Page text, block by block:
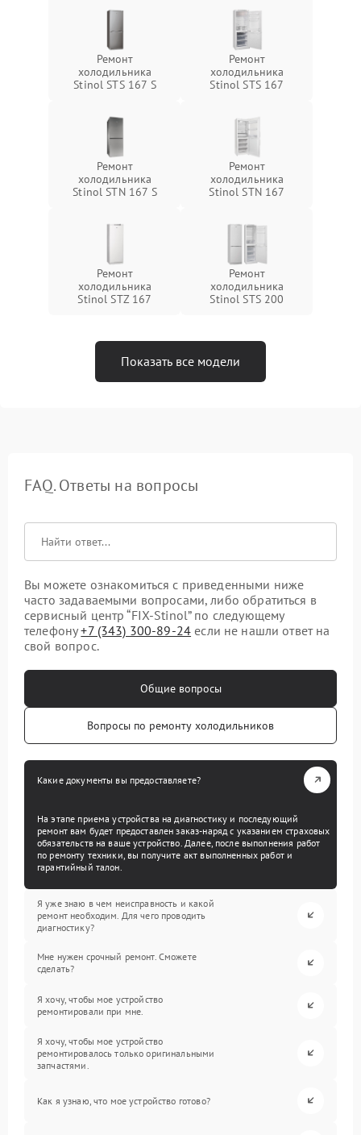
Ремонт
холодильника
Stinol STS 167 S
Ремонт
холодильника
Stinol STS 167
Ремонт
холодильника
Stinol STN 167 S
Ремонт
холодильника
Stinol STN 167
Ремонт
холодильника
Stinol STZ 167
Ремонт
холодильника
Stinol STS 200
Показать все модели
FAQ. Ответы на вопросы
Вы можете ознакомиться с приведенными ниже
часто задаваемыми вопросами, либо обратиться в
сервисный центр “FIX-Stinol” по следующему
телефону+7 (343) 300-89-24 если не нашли ответ на
свой вопрос.
Общие вопросы
Вопросы по ремонту холодильников
Какие документы вы предоставляете?
На этапе приема устройства на диагностику и последующий
ремонт вам будет предоставлен заказ-наряд с указанием страховых
обязательств на ваше устройство. Далее, после выполнения работ
по ремонту техники, вы получите акт выполненных работ и
гарантийный талон.
Я уже знаю в чем неисправность и какой
ремонт необходим. Для чего проводить
диагностику?
Мне нужен срочный ремонт. Сможете
сделать?
Я хочу, чтобы мое устройство
ремонтировали при мне.
Я хочу, чтобы мое устройство
ремонтировалось только оригинальными
запчастями.
Как я узнаю, что мое устройство готово?